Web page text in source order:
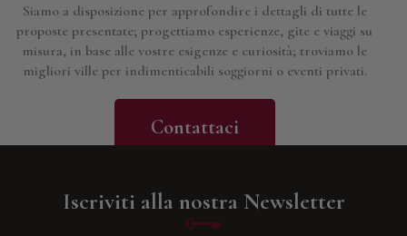
Siamo a disposizione per approfondire i dettagli di tutte le
proposte presentate; progettiamo esperienze, gite e viaggi su
misura, in base alle vostre esigenze e curiosità; troviamo le
migliori ville per indimenticabili soggiorni o eventi privati.
Contattaci
Iscriviti alla nostra Newsletter